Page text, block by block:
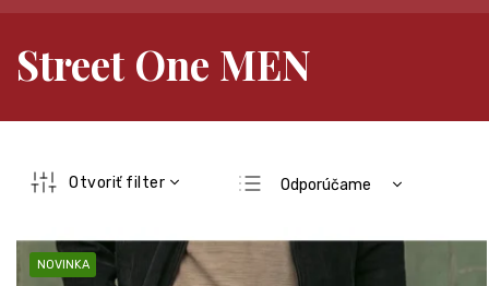
Street One MEN
R
e
n
Odporúčame
Najdrahšie
Otvoriť filter
V
NOVINKA